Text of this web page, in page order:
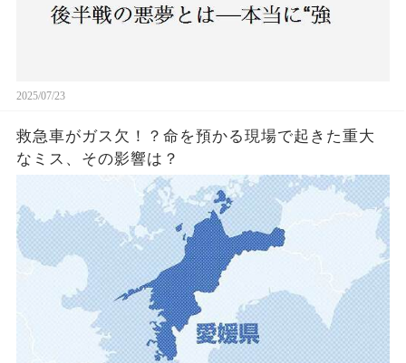
2025/07/23
救急車がガス欠！？命を預かる現場で起きた重大
なミス、その影響は？